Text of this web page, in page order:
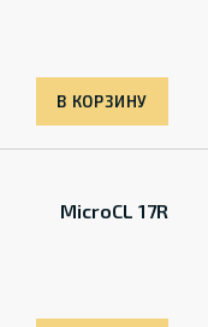
В КОРЗИНУ
MicroCL 17R